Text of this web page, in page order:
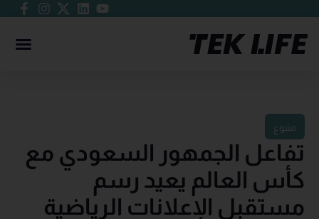
متنوع
تفاعل الجمهور السعودي مع
كأس العالم يعيد رسم
مستقبل الإعلانات الرياضية